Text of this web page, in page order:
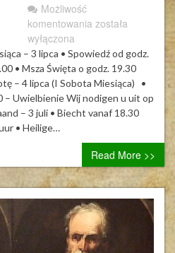
Możliwość
komentowania I
Miesiąca,
I
Sobota
Miesiąca,
de
Vrijdag
van
de
Maand,
de
Eerste
Zaterdag
van
została
wyłączona
– 3 lipca • Spowiedź od godz.
• Msza Święta o godz. 19.30
– 4 lipca (I Sobota Miesiąca) •
– Uwielbienie Wij nodigen u uit op
– 3 juli • Biecht vanaf 18.30
• Heilige…
Read More >>